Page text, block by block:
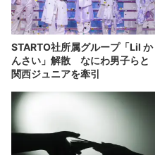
STARTO社所属グループ「Lil か
んさい」解散 なにわ男子らと
関西ジュニアを牽引